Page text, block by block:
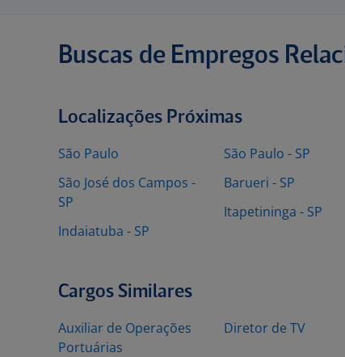
Buscas de Empregos
Localizações Próximas
São Paulo
São José dos Campos -
SP
Indaiatuba - SP
São Paulo - SP
Barueri - SP
Itapetininga - SP
Cargos Similares
Auxiliar de Operações
Portuárias
Diretor de TV